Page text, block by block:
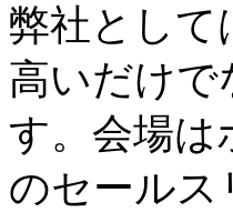
弊社として
高いだけで
す。会場は
のセールス